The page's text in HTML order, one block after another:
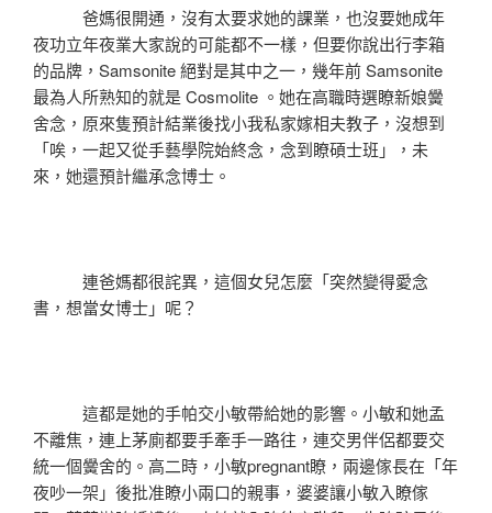
爸媽很開通，沒有太要求她的課業，也沒要她成年
夜功立年夜業大家說的可能都不一樣，但要你說出行李箱
的品牌，Samsonite 絕對是其中之一，幾年前 Samsonite
最為人所熟知的就是 Cosmolite 。她在高職時選瞭新娘黌
舍念，原來隻預計結業後找小我私家嫁相夫教子，沒想到
「唉，一起又從手藝學院始終念，念到瞭碩士班」，未
來，她還預計繼承念博士。
連爸媽都很詫異，這個女兒怎麼「突然變得愛念
書，想當女博士」呢？
這都是她的手帕交小敏帶給她的影響。小敏和她孟
不離焦，連上茅廁都要手牽手一路往，連交男伴侶都要交
統一個黌舍的。高二時，小敏pregnant瞭，兩邊傢長在「年
夜吵一架」後批准瞭小兩口的親事，婆婆讓小敏入瞭傢